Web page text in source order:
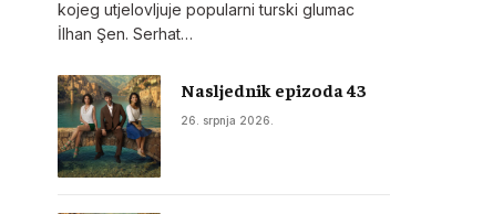
kojeg utjelovljuje popularni turski glumac
İlhan Şen. Serhat…
Nasljednik epizoda 43
26. srpnja 2026.